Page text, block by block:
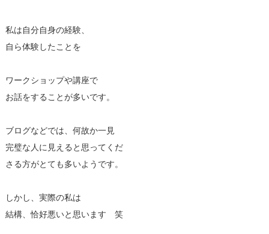
私は自分自身の経験、
自ら体験したことを
ワークショップや講座で
お話をすることが多いです。
ブログなどでは、何故か一見
完璧な人に見えると思ってくだ
さる方がとても多いようです。
しかし、実際の私は
結構、恰好悪いと思います 笑